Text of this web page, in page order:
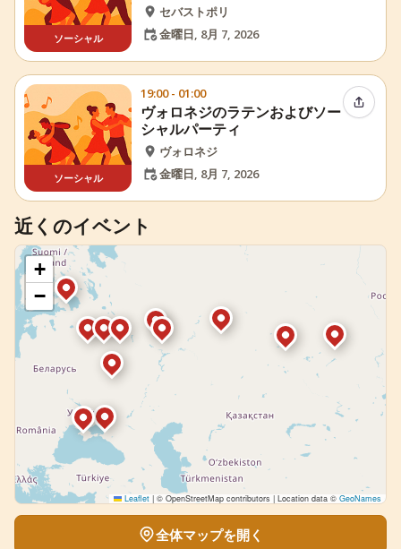
ソーシャル
セバストポリ
金曜日, 8月 7, 2026
ソーシャル
19:00 - 01:00
ヴォロネジのラテンおよびソー
シャルパーティ
ヴォロネジ
金曜日, 8月 7, 2026
イベン
近くのイベント
+
−
Leaflet | © OpenStreetMap contributors | Location data © GeoNames
全体マップを開く